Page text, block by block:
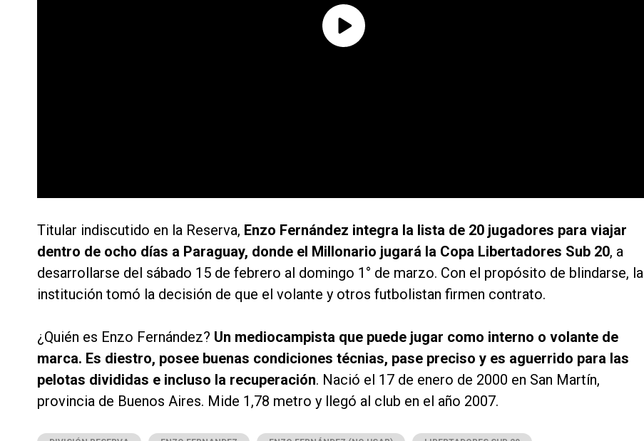
Titular indiscutido en la Reserva, Enzo Fernández integra la lista de 20 jugadores para viajar
dentro de ocho días a Paraguay, donde el Millonario jugará la Copa Libertadores Sub 20, a
desarrollarse del sábado 15 de febrero al domingo 1° de marzo. Con el propósito de blindarse, la
institución tomó la decisión de que el volante y otros futbolistan firmen contrato.
¿Quién es Enzo Fernández? Un mediocampista que puede jugar como interno o volante de
marca. Es diestro, posee buenas condiciones técnias, pase preciso y es aguerrido para las
pelotas divididas e incluso la recuperación. Nació el 17 de enero de 2000 en San Martín,
provincia de Buenos Aires. Mide 1,78 metro y llegó al club en el año 2007.